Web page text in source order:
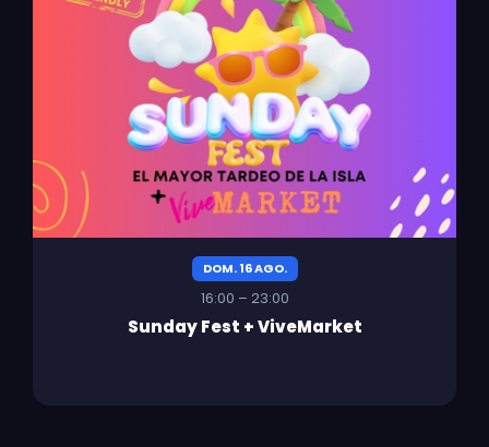
DOM. 16 AGO.
16:00 – 23:00
Sunday Fest + ViveMarket